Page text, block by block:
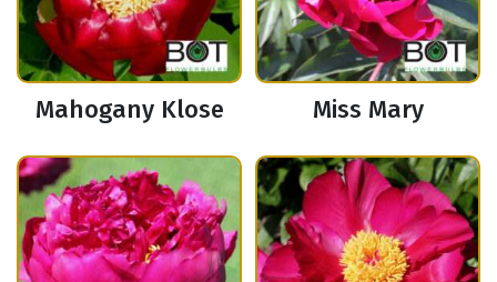
Mahogany Klose Miss Mary